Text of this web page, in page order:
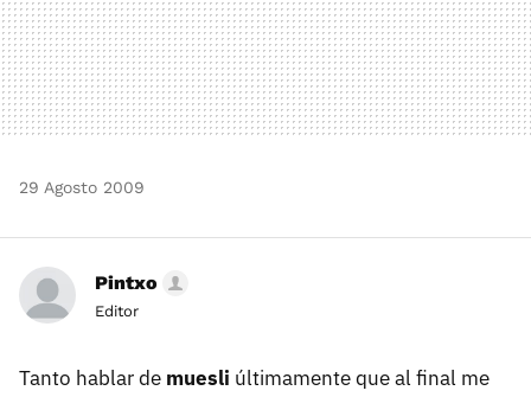
29 Agosto 2009
Pintxo
Editor
Tanto hablar de muesli últimamente que al final me